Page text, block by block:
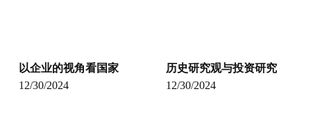
以企业的视角看国家
12/30/2024
历史研究观与投资研究
12/30/2024